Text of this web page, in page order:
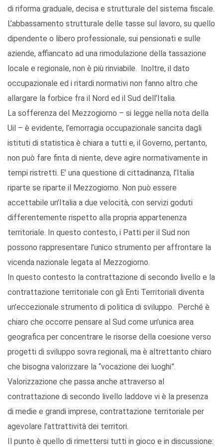
di riforma graduale, decisa e strutturale del sistema fiscale.
L’abbassamento strutturale delle tasse sul lavoro, su quello
dipendente o libero professionale, sui pensionati e sulle
aziende, affiancato ad una rimodulazione della tassazione
locale e regionale, non è più rinviabile. Inoltre, il dato
occupazionale ed i ritardi normativi non fanno altro che
allargare la forbice fra il Nord ed il Sud dell’Italia.
La sofferenza del Mezzogiorno – si legge nella nota della
Uil – è evidente, l’emorragia occupazionale sancita dagli
istituti di statistica è chiara a tutti e, il Governo, pertanto,
non può fare finta di niente, deve agire normativamente in
tempi ristretti. E’ una questione di cittadinanza, l’Italia
riparte se riparte il Mezzogiorno. Non può essere
accettabile un’Italia a due velocità, con servizi goduti
differentemente rispetto alla propria appartenenza
territoriale. In questo contesto, i Patti per il Sud non
possono rappresentare l’unico strumento per affrontare la
vicenda nazionale legata al Mezzogiorno.
In questo contesto la contrattazione di secondo livello e la
contrattazione territoriale con gli Enti Territoriali diventa
un’eccezionale strumento di politica di sviluppo. Perché è
chiaro che occorre pensare al Sud come un’unica area
geografica per concentrare le risorse della coesione verso
progetti di sviluppo sovra regionali, ma è altrettanto chiaro
che bisogna valorizzare la “vocazione dei luoghi”.
Valorizzazione che passa anche attraverso al
contrattazione di secondo livello laddove vi è la presenza
di medie e grandi imprese, contrattazione territoriale per
agevolare l’attrattività dei territori.
Il punto è quello di rimettersi tutti in gioco e in discussione: